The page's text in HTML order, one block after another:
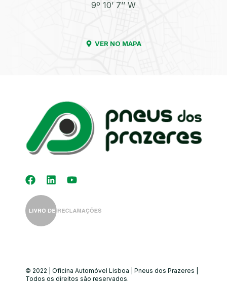
9º 10’ 7’’ W
VER NO MAPA
© 2022 | Oficina Automóvel Lisboa | Pneus dos Prazeres |
Todos os direitos são reservados.
Kit Distribuição
Diagnóstico